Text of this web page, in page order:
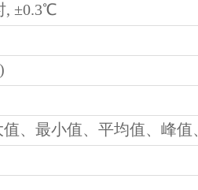
, ±0.3℃
、最小值、平均值、峰值